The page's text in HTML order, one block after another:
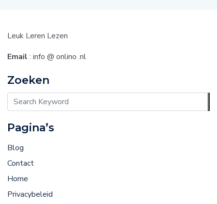
Leuk Leren Lezen
Email : info @ onlino .nl
Zoeken
Pagina’s
Blog
Contact
Home
Privacybeleid